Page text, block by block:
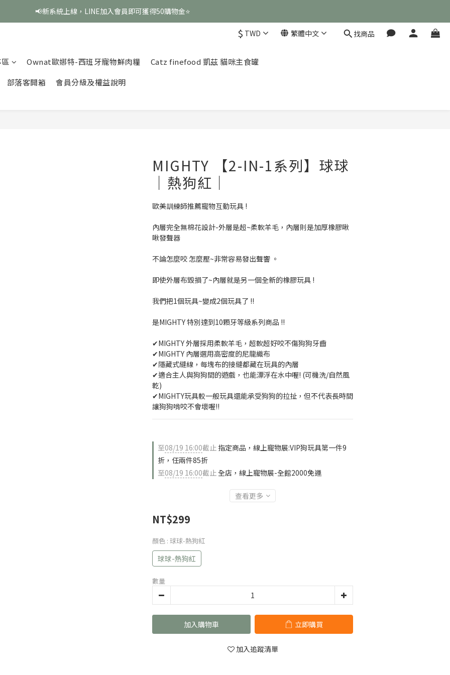
📢新系統上線，LINE加入會員即可獲得50購物金⭐
$ TWD 繁體中文 找商品
Ownat歐娜特-西班牙寵物鮮肉糧
Catz finefood 凱茲 貓咪主食罐
部落客開箱
會員分級及權益說明
MIGHTY 【2-IN-1系列】球球
｜熱狗紅｜
歐美訓練師推薦寵物互動玩具 !
內層完全無棉花設計-外層是超~柔軟羊毛，內層則是加厚橡膠啾
啾發聲器
不論怎麼咬 怎麼壓~非常容易發出聲響 。
即使外層布毀損了~內層就是另一個全新的橡膠玩具 !
我們把1個玩具~變成2個玩具了 !!
是MIGHTY 特別達到10顆牙等級系列商品 !!
✔MIGHTY 外層採用柔軟羊毛，超軟超好咬不傷狗狗牙齒
✔MIGHTY 內層選用高密度的尼龍織布
✔隱藏式縫線，每塊布的接縫都藏在玩具的內層
✔適合主人與狗狗間的遊戲，也能漂浮在水中喔! (可機洗/自然風
乾)
✔MIGHTY玩具較一般玩具還能承受狗狗的拉扯，但不代表長時間
讓狗狗啃咬不會壞喔!!
至08/19 16:00截止 指定商品，線上寵物展:VIP狗玩具第一件9
折，任兩件85折
至08/19 16:00截止全店，線上寵物展-全館2000免運
查看更多
NT$299
顏色 : 球球-熱狗紅
球球-熱狗紅
數量
加入購物車 立即購買
加入追蹤清單